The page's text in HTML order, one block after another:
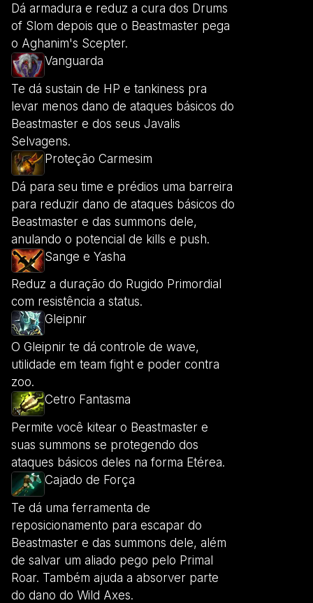
Dá armadura e reduz a cura dos Drums
of Slom depois que o Beastmaster pega
o Aghanim's Scepter.
Vanguarda
Te dá sustain de HP e tankiness pra
levar menos dano de ataques básicos do
Beastmaster e dos seus Javalis
Selvagens.
Proteção Carmesim
Dá para seu time e prédios uma barreira
para reduzir dano de ataques básicos do
Beastmaster e das summons dele,
anulando o potencial de kills e push.
Sange e Yasha
Reduz a duração do Rugido Primordial
com resistência a status.
Gleipnir
O Gleipnir te dá controle de wave,
utilidade em team fight e poder contra
zoo.
Cetro Fantasma
Permite você kitear o Beastmaster e
suas summons se protegendo dos
ataques básicos deles na forma Etérea.
Cajado de Força
Te dá uma ferramenta de
reposicionamento para escapar do
Beastmaster e das summons dele, além
de salvar um aliado pego pelo Primal
Roar. Também ajuda a absorver parte
do dano do Wild Axes.